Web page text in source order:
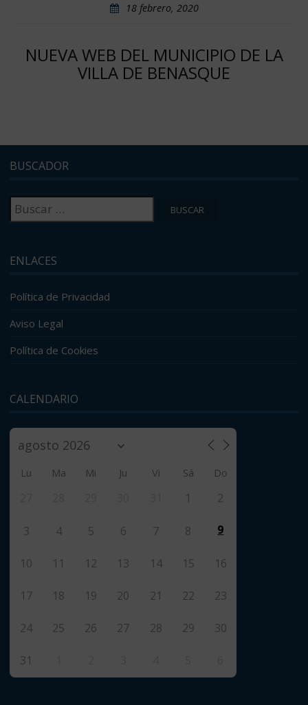
18 febrero, 2020
NUEVA WEB DEL MUNICIPIO DE LA
VILLA DE BENASQUE
BUSCADOR
Buscar:
ENLACES
Política de Privacidad
Aviso Legal
Política de Cookies
CALENDARIO
Lu Ma Mi Ju Vi Sá Do
1 2
3 4 5 6 7 8 9
10 11 12 13 14 15 16
17 18 19 20 21 22 23
24 25 26 27 28 29 30
31